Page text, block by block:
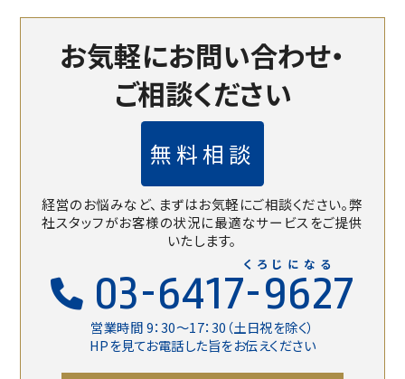
お気軽にお問い合わせ・
ご相談ください
無料相談
経営のお悩みなど、まずはお気軽にご相談ください。弊
社スタッフがお客様の状況に最適なサービスをご提供
いたします。
03-6417-9627
営業時間 9：30〜17：30（土日祝を除く）
HPを見てお電話した旨をお伝えください
くろじになる